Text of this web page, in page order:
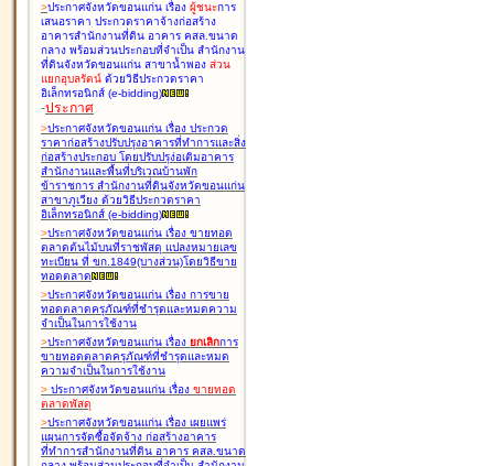
>ประกาศจังหวัดขอนแก่น เรื่อง ผู้ชนะการ
เสนอราคา ประกวดราคาจ้างก่อสร้าง
อาคารสำนักงานที่ดิน อาคาร คสล.ขนาด
กลาง พร้อมส่วนประกอบที่จำเป็น สำนักงาน
ที่ดินจังหวัดขอนแก่น สาขาน้ำพอง ส่วน
แยกอุบลรัตน์ ด้วยวิธีประกวดราคา
อิเล็กทรอนิกส์ (e-bidding)
-ประกาศ
>ประกาศจังหวัดขอนแก่น เรื่อง ประกวด
ราคาก่อสร้างปรับปรุงอาคารที่ทำการและสิ่ง
ก่อสร้างประกอบ โดยปรับปรุง่อเติมอาคาร
สำนักงานและพื้นที่บริเวณบ้านพัก
ข้าราชการ สำนักงานที่ดินจังหวัดขอนแก่น
สาขาภูเวียง ด้วยวิธีประกวดราคา
อิเล็กทรอนิกส์ (e-bidding)
>ประกาศจังหวัดขอนแก่น เรื่อง ขายทอด
ตลาดต้นไม้บนที่ราชพัสดุ แปลงหมายเลข
ทะเบียน ที่ ขก.1849(บางส่วน)โดยวิธีขาย
ทอดตลาด
>ประกาศจังหวัดขอนแก่น เรื่อง การขาย
ทอดตลาดครุภัณฑ์ที่ชำรุดและหมดความ
จำเป็นในการใช้งาน
>ประกาศจังหวัดขอนแก่น เรื่อง ยกเลิกการ
ขายทอดตลาดครุภัณฑ์ที่ชำรุดและหมด
ความจำเป็นในการใช้งาน
> ประกาศจังหวัดขอนแก่น เรื่อง ขายทอด
ตลาดพัสดุ
>ประกาศจังหวัดขอนแก่น เรื่อง เผยแพร่
แผนการจัดซื้อจัดจ้าง ก่อสร้างอาคาร
ที่ทำการสำนักงานที่ดิน อาคาร คสล.ขนาด